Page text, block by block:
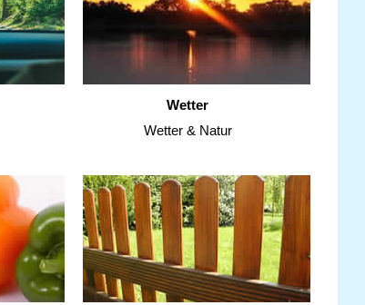
Wetter
Wetter & Natur